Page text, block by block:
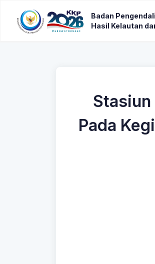
Badan
Hasil Kelautan
Stasiun
Pada